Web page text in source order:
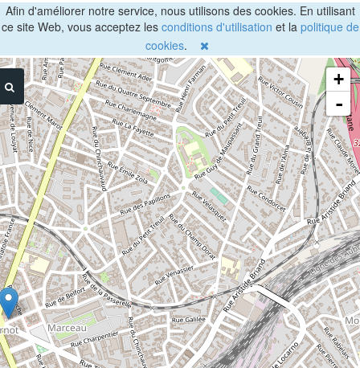
Afin d'améliorer notre service, nous utilisons des cookies. En utilisant
ce site Web, vous acceptez les conditions d'utilisation et la politique de
cookies.
+
-